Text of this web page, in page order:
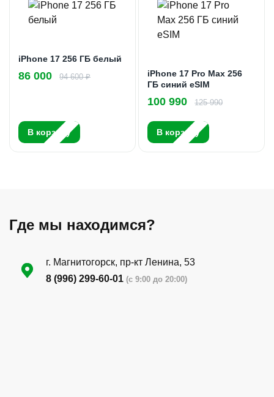
iPhone 17 256 ГБ белый
86 000 94 600 ₽
В корзину
iPhone 17 Pro Max 256
ГБ синий eSIM
100 990 125 990
В корзину
Где мы находимся?
г. Магнитогорск, пр-кт Ленина, 53
8 (996) 299-60-01 (с 9:00 до 20:00)